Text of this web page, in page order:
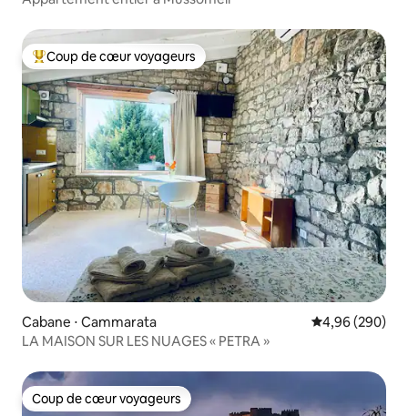
Coups de cœur voyageurs les plus appréciés
Coup de cœur voyageurs
Cabane ⋅ Cammarata Évaluation
4,96 (290)
LA MAISON SUR LES NUAGES « PETRA »
Coup de cœur voyageurs
Coup de cœur voyageurs